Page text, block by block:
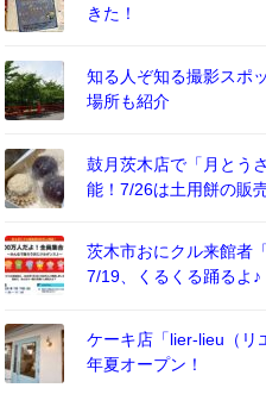
きた！
知る人ぞ知る撮影スポ
場所も紹介
鼓月茨木店で「月とう
能！7/26は土用餅の販
茨木市おにクル来館者
7/19、くるくる踊るよ♪
ケーキ店「lier-lieu（リ
年夏オープン！